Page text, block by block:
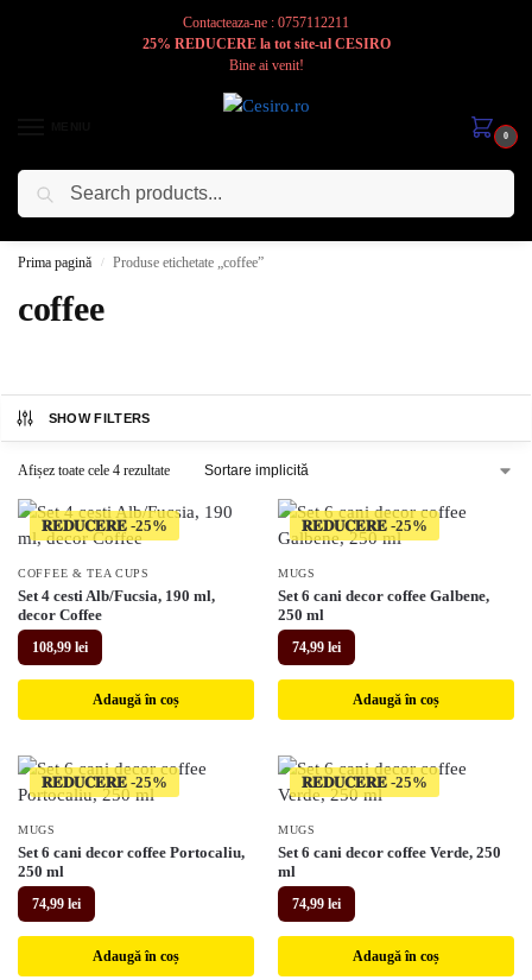
Contacteaza-ne : 0757112211
25% REDUCERE la tot site-ul CESIRO
Bine ai venit!
0
Cesiro
Prima pagină / Produse etichetate „coffee”
coffee
SHOW FILTERS
Afișez toate cele 4 rezultate
𝐑𝐄𝐃𝐔𝐂𝐄𝐑𝐄
COFFEE & TEA CUPS
Set 4 cesti Alb/Fucsia, 190 ml,
decor Coffee
108,99 lei
Adaugă în coș
𝐑𝐄𝐃𝐔𝐂𝐄𝐑𝐄
MUGS
Set 6 cani decor coffee Galbene,
250 ml
74,99 lei
Adaugă în coș
𝐑𝐄𝐃𝐔𝐂𝐄𝐑𝐄
MUGS
Set 6 cani decor coffee Portocaliu,
250 ml
74,99 lei
Adaugă în coș
𝐑𝐄𝐃𝐔𝐂𝐄𝐑𝐄
MUGS
Set 6 cani decor coffee Verde, 250
ml
74,99 lei
Adaugă în coș